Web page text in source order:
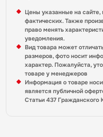
Цены указанные на сайте,
фактических. Также
право менять
уведомления.
Вид товара может
размеров, фото носит
характер. Пожалуйста,
товаре у менеджеров
Информация о товаре
является публичной
Статьи 437 Гражданского